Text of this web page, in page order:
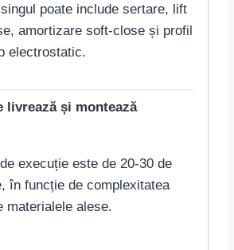
poate include sertare, lift
amortizare soft-close și profil
electrostatic.
livrează și montează
execuție este de 20-30 de
în funcție de complexitatea
materialele alese.